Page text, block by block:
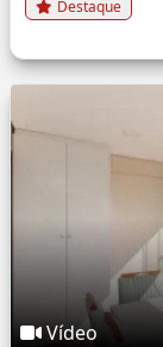
Destaque
Vídeo